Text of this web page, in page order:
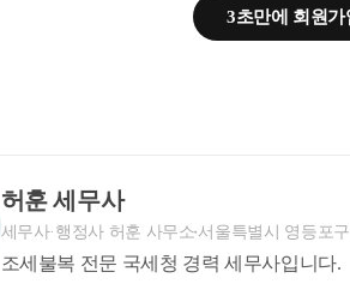
3초만에 회원가
허훈 세무사
세무사·행정사 허훈 사무소 서울특별시 영등포구
조세불복 전문 국세청 경력 세무사입니다.